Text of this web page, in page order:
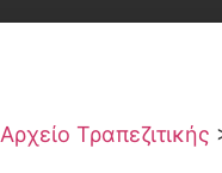
Αρχείο Τραπεζιτικής